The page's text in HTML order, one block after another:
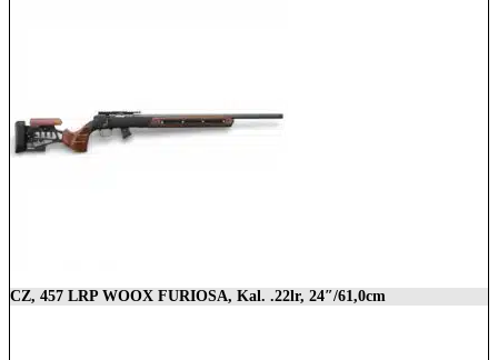
CZ, 457 LRP WOOX FURIOSA, Kal. .22lr, 24″/61,0cm